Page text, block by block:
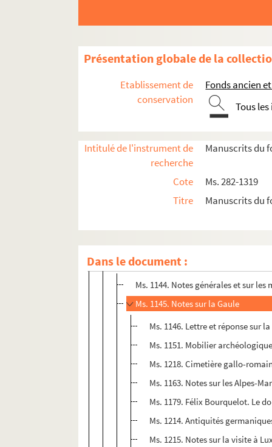
Présentation globale de la
Etablissement de
conservation
Fonds ancien
Tous
Intitulé de l'instrument de
recherche
Manuscrits du
Cote
Ms. 282-1319
Titre
Manuscrits du
Dans le document :
Ms. 542. Phisica seu Naturae studium
Ms. 813. Cahier d'écolier d'histoire de France
Ms. 814. Histoire naturelle médicale : Antoine
Fonds François-Thomas-Marie-de-
Fonds Félix-Bourquelot, suite
Département de Seine-et-Marne
Comté de Champagne
Autres départements
Archéologie préhistorique et
Ms. 1144. Notes générales et sur
Ms. 1145. Notes sur la Gaule
Ms. 1146. Lettre et réponse sur
Ms. 1151. Mobilier
Ms. 1218. Cimetière gallo-
Ms. 1163. Notes sur les Alpes-
Ms. 1179. Félix Bourquelot. Le
Ms. 1214. Antiquités
Ms. 1215. Notes sur la visite à